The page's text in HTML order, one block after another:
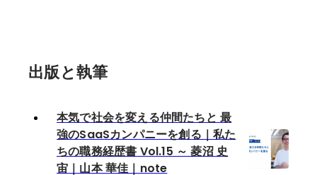
出版と執筆
本気で社会を変える仲間たちと 最
強のSaaSカンパニーを創る｜私た
ちの職務経歴書 Vol.15 ～ 菱沼 史
宙｜山本 華佳｜note